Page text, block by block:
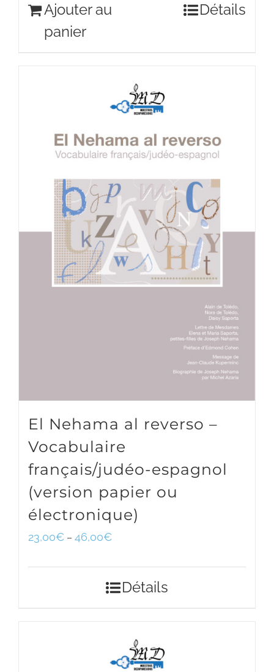
Ajouter au
panier
Détails
El Nehama al reverso –
Vocabulaire
français/judéo-espagnol
(version papier ou
électronique)
23,00€ – 46,00€
Détails